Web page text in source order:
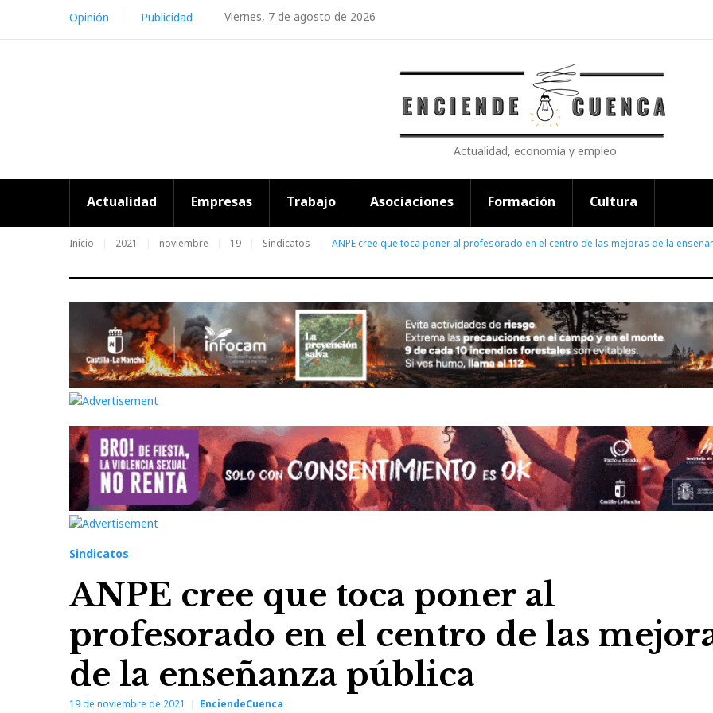
content
Viernes, 7 de agosto de 2026
Opinión Publicidad
Actualidad, economía y empleo
Actualidad Empresas Trabajo Asociaciones Formación Cultura
Inicio 2021 noviembre 19 Sindicatos ANPE cree que toca poner al profesorado en el centro de las mejoras de la
Sindicatos
ANPE cree que toca poner al
profesorado en el centro de las
de la enseñanza pública
19 de noviembre de 2021 EnciendeCuenca